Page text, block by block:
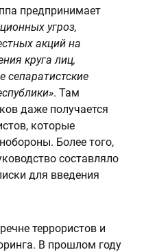
предпринимает
угроз,
акций на
круга лиц,
. Там
даже получается
которые
Более того,
составляло
для введения
террористов и
В прошлом году